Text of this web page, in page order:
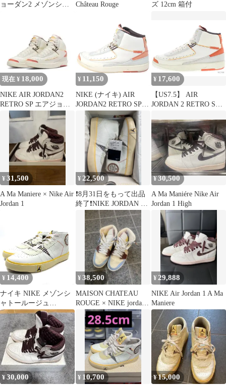
ョーダン2 メゾンシャ
Château Rouge
ズ 12cm 箱付
現在 ¥ 18,000
NIKE AIR JORDAN2
RETRO SP エアジョー
ダン2 29cm
¥ 11,150
NIKE (ナイキ) AIR
JORDAN2 RETRO SP
MAISON CHATEAU
ROUGE エアジョーダ
ン2 レトロ ハイカット
スニーカー ホワイト
US11/29cm DO5254-180
¥ 17,600
【US7.5】 AIR
JORDAN 2 RETRO SP
ROUGE DO5254-180
【新古品】
¥31,500
A Ma Maniere × Nike Air
Jordan 1
¥ 22,500
❗️8月31日をもって出品
終了❗️NIKE JORDAN メ
ゾン シャトールージュ
¥30,500
A Ma Maniére Nike Air
Jordan 1 High
¥ 14,400
ナイキ NIKE メゾンシ
ャトールージュ
MAISON CHATEAU
ROUGE ジョーダン
JORDAN SERIES MID
スニーカー DO5247-122
29.5cm
¥38,500
MAISON CHATEAU
ROUGE × NIKE jordan1
mid
¥ 29,888
NIKE Air Jordan 1 A Ma
Maniere
¥30,000 ¥ 10,700 ¥15,000